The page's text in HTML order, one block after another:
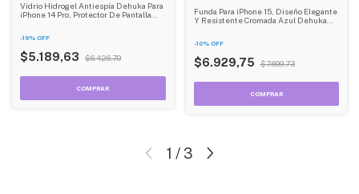
Vidrio Hidrogel Antiespía Dehuka Para
iPhone 14 Pro, Protector De Pantalla
-19% OFF
$5.189,63 $6.426,79
Funda Para iPhone 15, Diseño Elegante
Y Resistente Cromada Azul Dehuka
-10% OFF
$6.929,75 $7.699,73
1 / 3